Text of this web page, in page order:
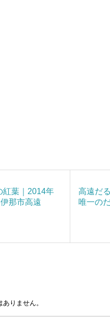
紅葉｜2014年
那市高遠
高遠だ
唯一の
りません。